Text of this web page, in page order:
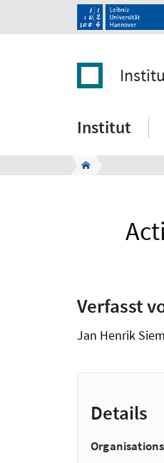
Institut
Verfasst
Jan Henrik
Details